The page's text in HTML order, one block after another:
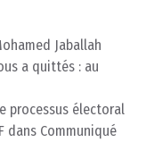
Jaballah
a quittés : au
processus électoral
dans Communiqué